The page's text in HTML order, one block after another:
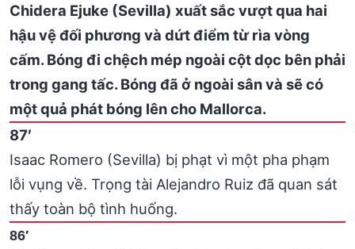
Chidera Ejuke (Sevilla) xuất sắc vượt qua hai
hậu vệ đối phương và dứt điểm từ rìa vòng
cấm. Bóng đi chệch mép ngoài cột dọc bên phải
trong gang tấc. Bóng đã ở ngoài sân và sẽ có
một quả phát bóng lên cho Mallorca.
87′
Isaac Romero (Sevilla) bị phạt vì một pha phạm
lỗi vụng về. Trọng tài Alejandro Ruiz đã quan sát
thấy toàn bộ tình huống.
86′